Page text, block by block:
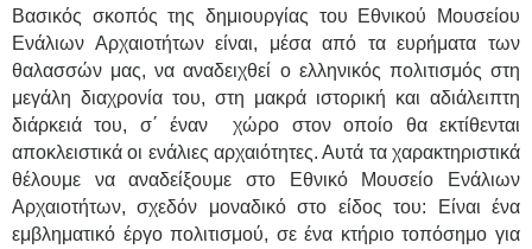
Βασικός σκοπός της δημιουργίας του Εθνικού Μουσείου
Ενάλιων Αρχαιοτήτων είναι, μέσα από τα ευρήματα των
θαλασσών μας, να αναδειχθεί ο ελληνικός πολιτισμός στη
μεγάλη διαχρονία του, στη μακρά ιστορική και αδιάλειπτη
διάρκειά του, σ΄ έναν χώρο στον οποίο θα εκτίθενται
αποκλειστικά οι ενάλιες αρχαιότητες. Αυτά τα χαρακτηριστικά
θέλουμε να αναδείξουμε στο Εθνικό Μουσείο Ενάλιων
Αρχαιοτήτων, σχεδόν μοναδικό στο είδος του: Είναι ένα
εμβληματικό έργο πολιτισμού, σε ένα κτήριο τοπόσημο για